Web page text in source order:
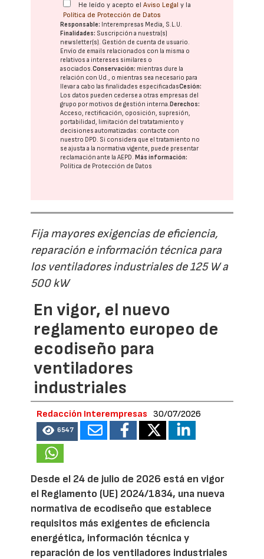
He leído y acepto elAviso Legal y la
Política de Protección de Datos
Responsable: Interempresas Media, S.L.U.
Finalidades: Suscripción a nuestra(s)
newsletter(s). Gestión de cuenta de usuario.
Envío de emails relacionados con la misma o
relativos a intereses similares o
asociados.Conservación: mientras dure la
relación con Ud., o mientras sea necesario para
llevar a cabo las finalidades especificadasCesión:
Los datos pueden cederse a otras empresas del
grupo por motivos de gestión interna. Derechos:
Acceso, rectificación, oposición, supresión,
portabilidad, limitación del tratatamiento y
decisiones automatizadas: contacte con
nuestro DPD. Si considera que el tratamiento no
se ajusta a la normativa vigente, puede presentar
reclamación ante laAEPD. Más información:
Política de Protección de Datos
Fija mayores exigencias de eficiencia,
reparación e información técnica para
los ventiladores industriales de 125 W a
500 kW
En vigor, el nuevo
reglamento europeo de
ecodiseño para
ventiladores
industriales
Redacción Interempresas 30/07/2026
6547
Desde el 24 de julio de 2026 está en vigor
el Reglamento (UE) 2024/1834, una nueva
normativa de ecodiseño que establece
requisitos más exigentes de eficiencia
energética, información técnica y
reparación de los ventiladores industriales